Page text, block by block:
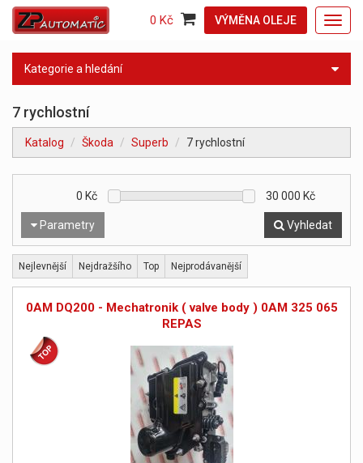
VÝMĚNA OLEJE
0 Kč
Kategorie a hledání
7 rychlostní
Katalog Škoda Superb 7 rychlostní
Parametry
0 Kč 30 000 Kč
Vyhledat
Nejlevnější Nejdražšího Top Nejprodávanější
0AM DQ200 - Mechatronik ( valve body ) 0AM 325 065
REPAS